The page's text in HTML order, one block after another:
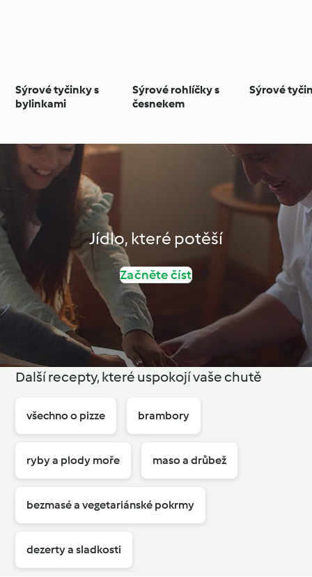
Sýrové tyčinky s
bylinkami
Sýrové rohlíčky s
česnekem
Sýrové
Jídlo, které potěší
Začněte číst
Další recepty, které uspokojí vaše chutě
všechno o pizze brambory
ryby a plody moře maso a drůbež
bezmasé a vegetariánské pokrmy
dezerty a sladkosti